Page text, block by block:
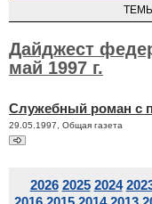
Дайджест
май 1997 г.
Служебный роман с
29.05.1997, Общая газета
2026 2025 2024